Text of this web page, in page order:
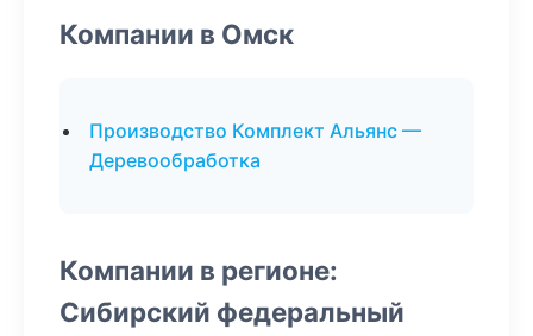
Компании в Омск
Производство Комплект Альянс —
Деревообработка
Компании в регионе:
Сибирский федеральный